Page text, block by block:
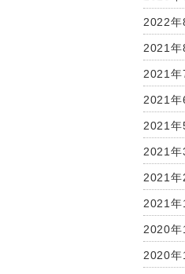
2022年
2021年
2021年
2021年
2021年
2021年
2021年
2021年
2020年
2020年